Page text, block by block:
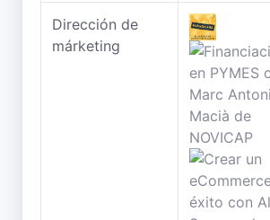
Dirección de
márketing